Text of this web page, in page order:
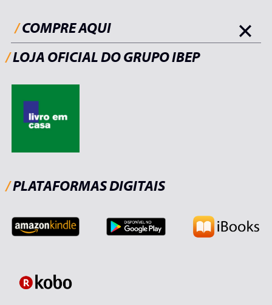
/COMPRE AQUI
/LOJA OFICIAL DO GRUPO IBEP
/PLATAFORMAS DIGITAIS